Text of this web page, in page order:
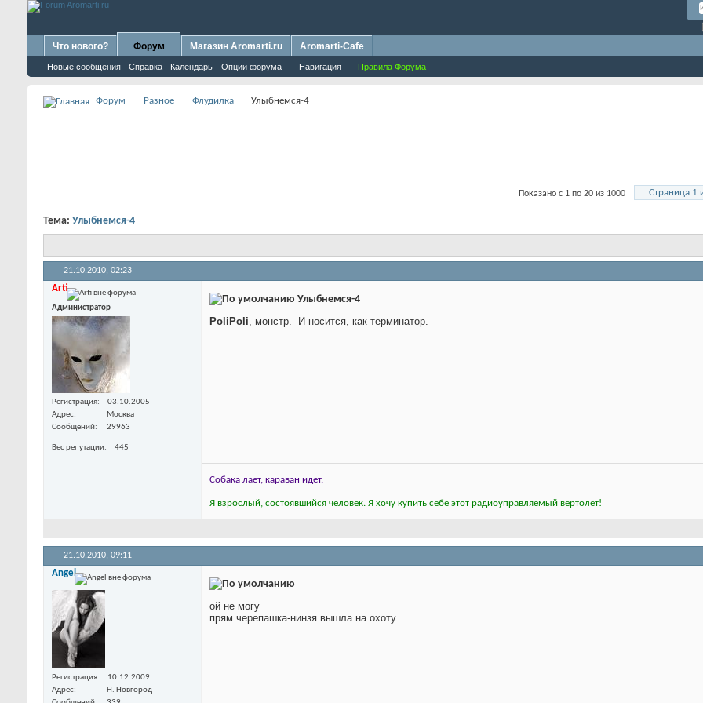
Что нового? Форум
Новые сообщения Справка Календарь Опции форума Навигация Правила Форума
Магазин Aromarti.ru Aromarti-Cafe
Форум Разное Флудилка Улыбнемся-4
Страница 1
Показано с 1 по 20 из 1000
Тема: Улыбнемся-4
21.10.2010, 02:23
Arti
Администратор
Регистрация
03.10.2005
Адрес
Москва
Сообщений
29963
Вес репутации 445
Улыбнемся-4
PoliPoli, монстр. И носится, как терминатор.
Собака лает, караван идет.
Я взрослый, состоявшийся человек. Я хочу купить себе этот радиоуправляемый вертолет!
21.10.2010, 09:11
Angel
Регистрация
10.12.2009
Адрес
Н. Новгород
ой не могу
прям черепашка-нинзя вышла на охоту